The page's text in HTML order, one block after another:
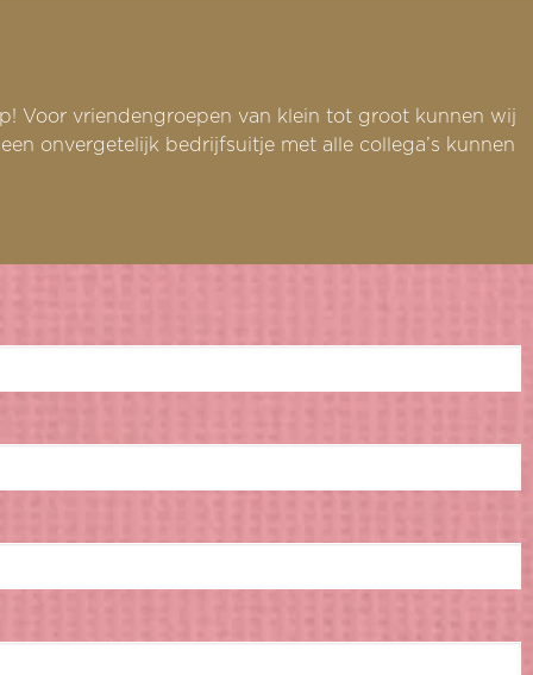
Voor vriendengroepen van klein tot groot kunnen wij
onvergetelijk bedrijfsuitje met alle collega’s kunnen